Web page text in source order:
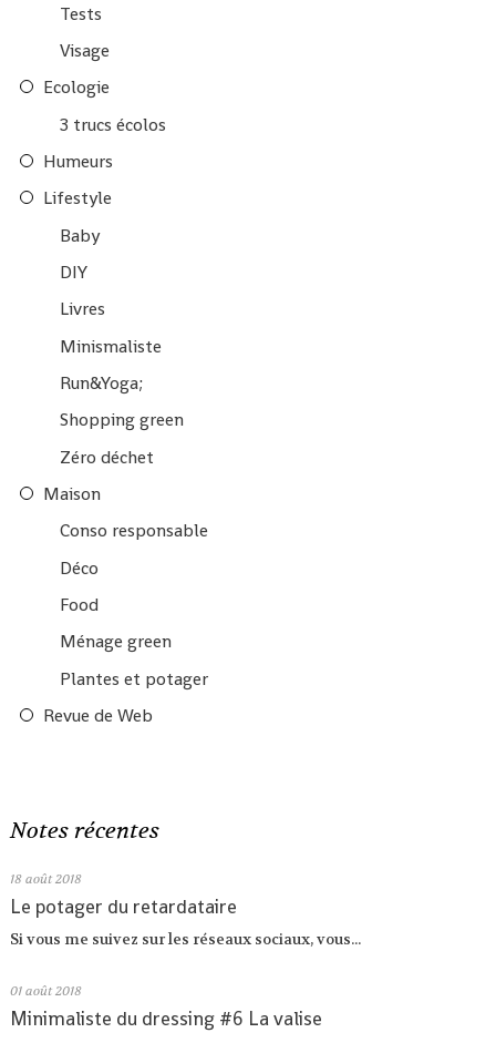
Tests
Visage
Ecologie
3 trucs écolos
Humeurs
Lifestyle
Baby
DIY
Livres
Minismaliste
Run&Yoga;
Shopping green
Zéro déchet
Maison
Conso responsable
Déco
Food
Ménage green
Plantes et potager
Revue de Web
Notes récentes
18 août 2018
Le potager du retardataire
Si vous me suivez sur les réseaux sociaux, vous...
01 août 2018
Minimaliste du dressing #6 La valise